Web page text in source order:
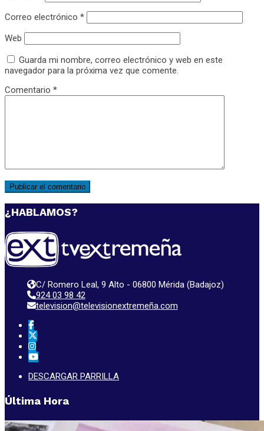
Correo electrónico *
Web
Guarda mi nombre, correo electrónico y web en este
navegador para la próxima vez que comente.
Comentario *
¿HABLAMOS?
C/ Romero Leal, 9 Alto - 06800 Mérida (Badajoz)
924 03 98 42
television@televisionextremeña.com
DESCARGAR PARRILLA
Última Hora